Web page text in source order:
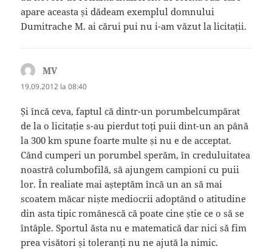
apare aceasta și dădeam exemplul domnului
Dumitrache M. ai cărui pui nu i-am văzut la licitații.
MVspune:
19.09.2012 la 08:40
Și încă ceva, faptul că dintr-un porumbelcumpărat
de la o licitație s-au pierdut toți puii dint-un an până
la 300 km spune foarte multe și nu e de acceptat.
Când cumperi un porumbel sperăm, în creduluitatea
noastră columbofilă, să ajungem campioni cu puii
lor. În realiate mai așteptăm încă un an să mai
scoatem măcar niște mediocrii adoptând o atitudine
din asta tipic românescă că poate cine știe ce o să se
întâple. Sportul ăsta nu e matematică dar nici să fim
prea visători și toleranți nu ne ajută la nimic.